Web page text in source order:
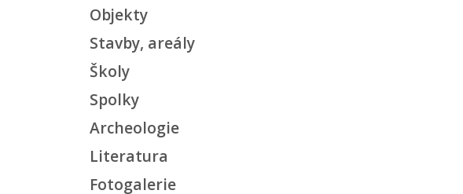
Objekty
Stavby, areály
Školy
Spolky
Archeologie
Literatura
Fotogalerie